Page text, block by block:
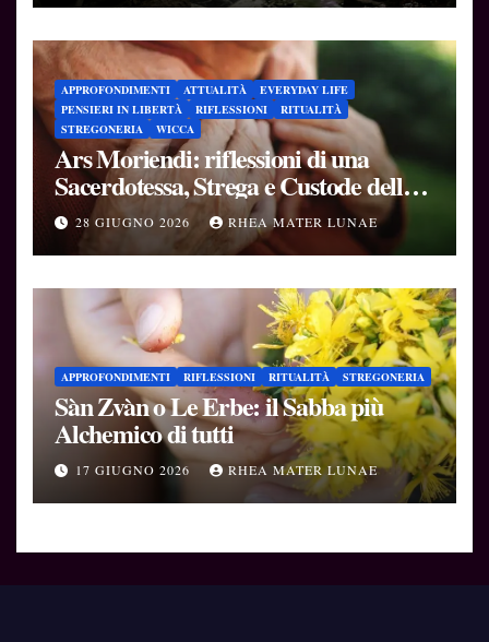
APPROFONDIMENTI ATTUALITÀ
EVERYDAY LIFE
PENSIERI IN LIBERTÀ
RIFLESSIONI
RITUALITÀ
STREGONERIA
WICCA
Ars Moriendi: riflessioni di una
Sacerdotessa, Strega e Custode delle
Soglie
28 GIUGNO 2026 RHEA MATER LUNAE
APPROFONDIMENTI RIFLESSIONI RITUALITÀ STREGONERIA
Sàn Zvàn o Le Erbe: il Sabba più
Alchemico di tutti
17 GIUGNO 2026 RHEA MATER LUNAE